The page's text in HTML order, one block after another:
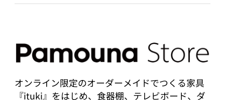
オンライン限定のオーダーメイドでつくる家具
『ituki』をはじめ、食器棚、テレビボード、ダ